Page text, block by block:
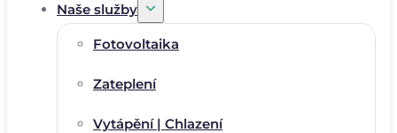
Naše služby
Fotovoltaika
Zateplení
Vytápění | Chlazení